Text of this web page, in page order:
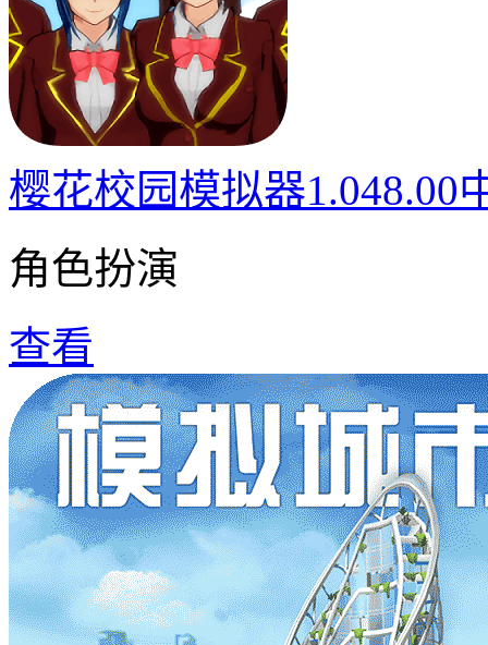
樱花校园模拟器1.048.00
角色扮演
查看